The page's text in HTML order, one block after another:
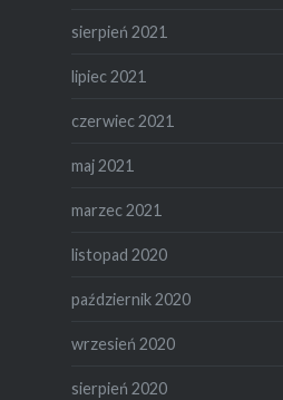
sierpień 2021
lipiec 2021
czerwiec 2021
maj 2021
marzec 2021
listopad 2020
październik 2020
wrzesień 2020
sierpień 2020